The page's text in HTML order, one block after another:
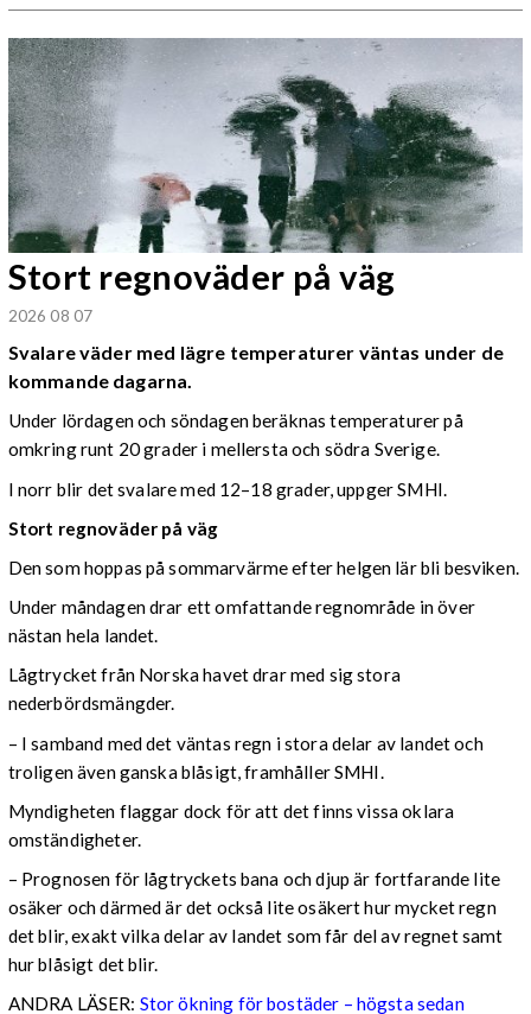
Stort regnoväder på väg
2026 08 07
Svalare väder med lägre temperaturer väntas under de
kommande dagarna.
Under lördagen och söndagen beräknas temperaturer på
omkring runt 20 grader i mellersta och södra Sverige.
I norr blir det svalare med 12–18 grader, uppger SMHI.
Stort regnoväder på väg
Den som hoppas på sommarvärme efter helgen lär bli besviken.
Under måndagen drar ett omfattande regnområde in över
nästan hela landet.
Lågtrycket från Norska havet drar med sig stora
nederbördsmängder.
– I samband med det väntas regn i stora delar av landet och
troligen även ganska blåsigt, framhåller SMHI.
Myndigheten flaggar dock för att det finns vissa oklara
omständigheter.
– Prognosen för lågtryckets bana och djup är fortfarande lite
osäker och därmed är det också lite osäkert hur mycket regn
det blir, exakt vilka delar av landet som får del av regnet samt
hur blåsigt det blir.
ANDRA LÄSER: Stor ökning för bostäder – högsta sedan